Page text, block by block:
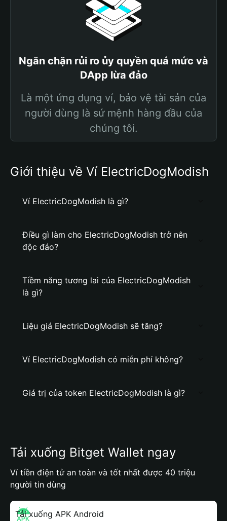
Ngăn chặn rủi ro ủy quyền quá mức và
DApp lừa đảo
Là một ứng dụng ví, bảo vệ tài sản của
người dùng là sứ mệnh hàng đầu của
chúng tôi.
Giới thiệu về Ví ElectricDogModish
Ví ElectricDogModish là gì?
Điều gì làm cho ElectricDogModish trở nên
độc đáo?
Tiềm năng tương lai của ElectricDogModish
là gì?
Liệu giá ElectricDogModish sẽ tăng?
Ví ElectricDogModish có miễn phí không?
Giá trị của token ElectricDogModish là gì?
Tải xuống Bitget Wallet ngay
Ví tiền điện tử an toàn và tốt nhất được 40 triệu
người tin dùng
Tải xuống APK Android